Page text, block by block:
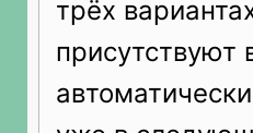
трёх